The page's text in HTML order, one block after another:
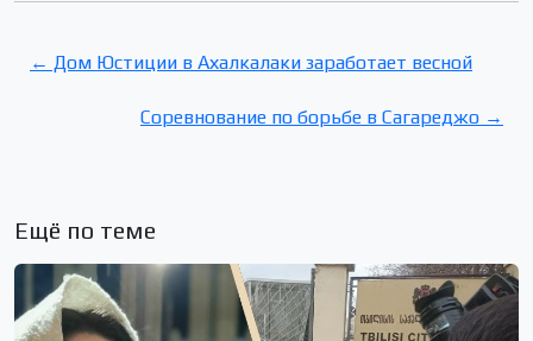
← Дом Юстиции в Ахалкалаки заработает весной
Соревнование по борьбе в Сагареджо →
Ещё по теме